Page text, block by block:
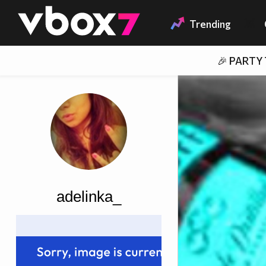
👾 Trending
🎉 PARTY
adelinka_